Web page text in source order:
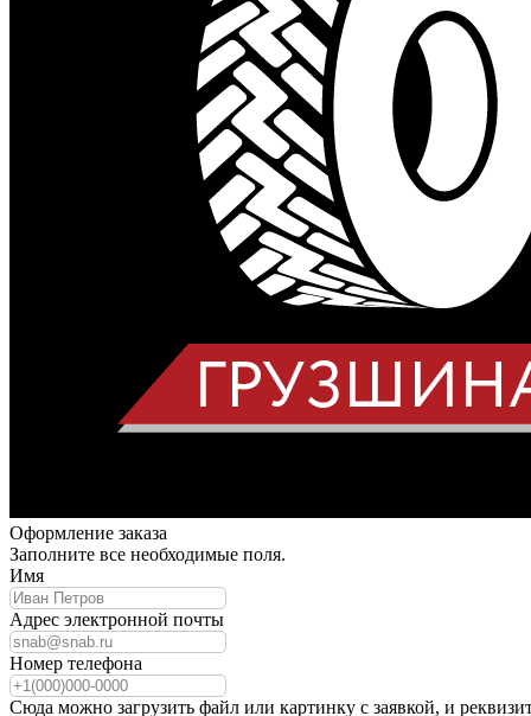
Оформление заказа
Заполните все необходимые поля.
Имя
Адрес электронной почты
Номер телефона
Сюда можно загрузить файл или картинку с заявкой, и